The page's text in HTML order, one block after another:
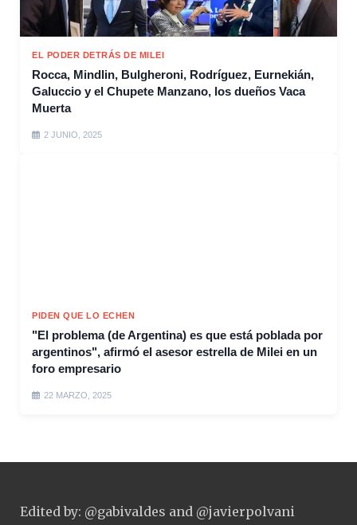
EL PODER DETRÁS DE MILEI
Rocca, Mindlin, Bulgheroni, Rodríguez, Eurnekián,
Galuccio y el Chupete Manzano, los dueños Vaca
Muerta
2 JUNIO, 2025
PIDEN QUE LO ECHEN
"El problema (de Argentina) es que está poblada por
argentinos", afirmó el asesor estrella de Milei en un
foro empresario
22 MARZO, 2025
Edited by: @gabivaldes and @javierpolvani